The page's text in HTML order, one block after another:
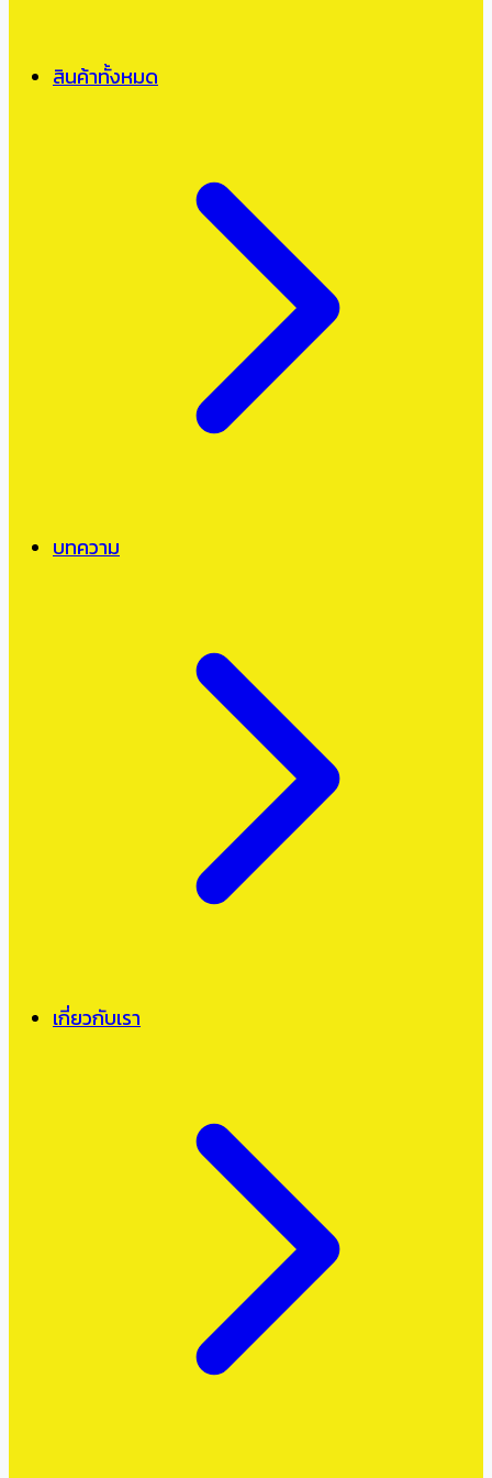
สินค้าทั้งหมด
บทความ
เกี่ยวกับเรา